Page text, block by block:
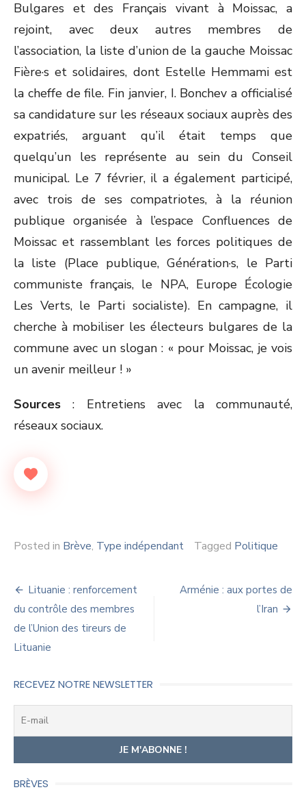
Bulgares et des Français vivant à Moissac, a
rejoint, avec deux autres membres de
l’association, la liste d’union de la gauche Moissac
Fière·s et solidaires, dont Estelle Hemmami est
la cheffe de file. Fin janvier, I. Bonchev a officialisé
sa candidature sur les réseaux sociaux auprès des
expatriés, arguant qu’il était temps que
quelqu’un les représente au sein du Conseil
municipal. Le 7 février, il a également participé,
avec trois de ses compatriotes, à la réunion
publique organisée à l’espace Confluences de
Moissac et rassemblant les forces politiques de
la liste (Place publique, Génération·s, le Parti
communiste français, le NPA, Europe Écologie
Les Verts, le Parti socialiste). En campagne, il
cherche à mobiliser les électeurs bulgares de la
commune avec un slogan : « pour Moissac, je vois
un avenir meilleur ! »
Sources : Entretiens avec la communauté,
réseaux sociaux.
Posted in Brève, Type indépendant Tagged Politique
Navigation
de
l’article
Lituanie : renforcement
du contrôle des membres
de l’Union des tireurs de
Lituanie
Arménie : aux portes de
l’Iran
RECEVEZ NOTRE NEWSLETTER
BRÈVES